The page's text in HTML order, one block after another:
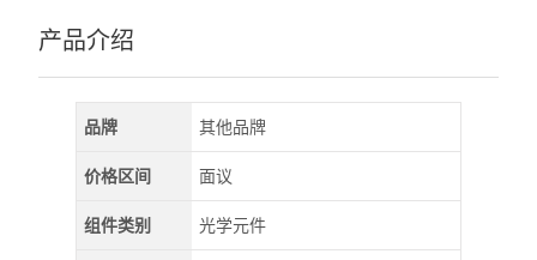
产品介绍
品牌 其他品牌
价格区间 面议
组件类别 光学元件